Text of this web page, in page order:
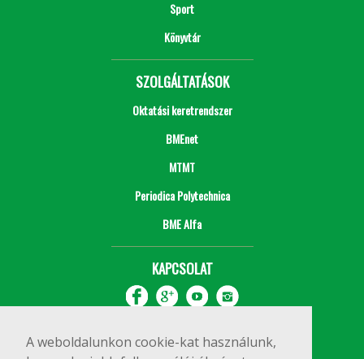
A weboldalunkon cookie-kat használunk,
Sport
Könyvtár
SZOLGÁLTATÁSOK
Oktatási keretrendszer
BMEnet
MTMT
Periodica Polytechnica
BME Alfa
KAPCSOLAT